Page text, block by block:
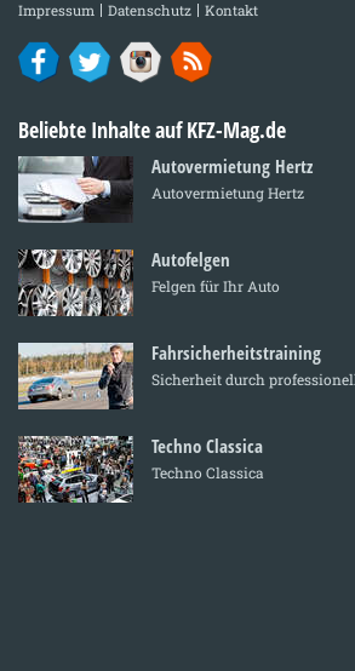
Impressum Datenschutz Kontakt
Beliebte Inhalte auf KFZ-Mag.de
Autovermietung Hertz
Autovermietung Hertz
Autofelgen
Felgen für Ihr Auto
Fahrsicherheitstraining
Sicherheit durch
Techno Classica
Techno Classica